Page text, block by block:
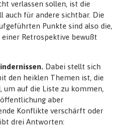
verlassen sollen, ist die
für andere sichtbar. Die
Punkte sind also die,
Retrospektive bewußt
Dabei stellt sich
den heiklen Themen ist, die
um auf die Liste zu kommen,
aber
Konflikte verschärft oder
drei Antworten: